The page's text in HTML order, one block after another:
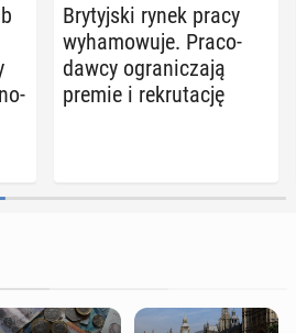
Bry­tyj­ski rynek pracy
wy­ha­mo­wu­je. Pra­co­
daw­cy ogra­ni­cza­ją
premie i re­kru­ta­cję